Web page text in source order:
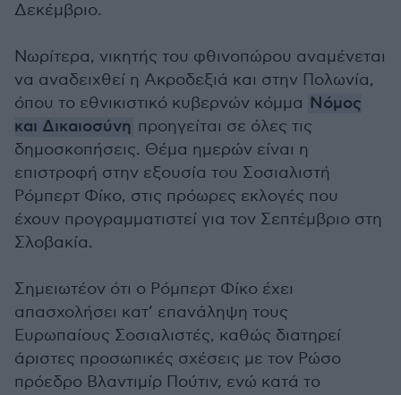
Δεκέμβριο.
Νωρίτερα, νικητής του φθινοπώρου αναμένεται
να αναδειχθεί η Ακροδεξιά και στην Πολωνία,
όπου το εθνικιστικό κυβερνών κόμμα Νόμος
και Δικαιοσύνη προηγείται σε όλες τις
δημοσκοπήσεις. Θέμα ημερών είναι η
επιστροφή στην εξουσία του Σοσιαλιστή
Ρόμπερτ Φίκο, στις πρόωρες εκλογές που
έχουν προγραμματιστεί για τον Σεπτέμβριο στη
Σλοβακία.
Σημειωτέον ότι ο Ρόμπερτ Φίκο έχει
απασχολήσει κατ’ επανάληψη τους
Ευρωπαίους Σοσιαλιστές, καθώς διατηρεί
άριστες προσωπικές σχέσεις με τον Ρώσο
πρόεδρο Βλαντιμίρ Πούτιν, ενώ κατά το